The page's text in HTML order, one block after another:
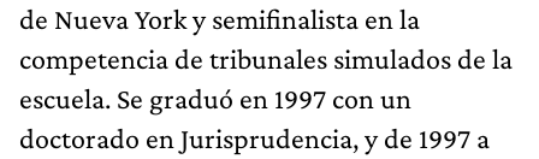
de Nueva York y semifinalista en la
competencia de tribunales simulados de la
escuela. Se graduó en 1997 con un
doctorado en Jurisprudencia, y de 1997 a